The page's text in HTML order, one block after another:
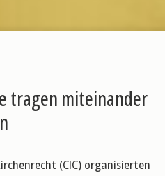
tragen miteinander
(CIC) organisierten